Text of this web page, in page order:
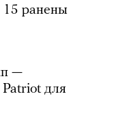
15 ранены
—
Patriot для